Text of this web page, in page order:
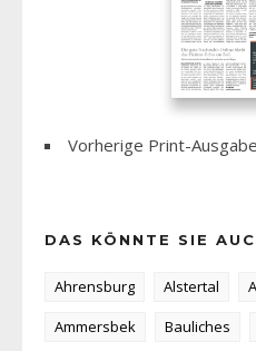
Vorherige Print-
DAS KÖNNTE SIE
Ahrensburg Alstertal
Ammersbek
Bauliches